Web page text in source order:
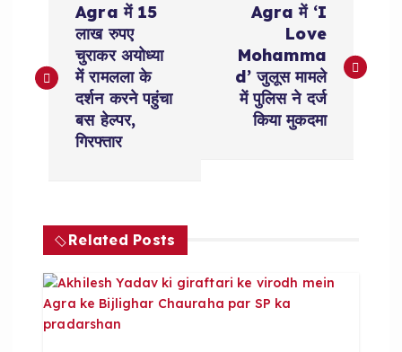
s
a
v
Agra में 15
लाख रुपए
चुराकर अयोध्या
में रामलला के
दर्शन करने पहुंचा
बस हेल्पर,
गिरफ्तार
Agra में ‘I
Love
Mohamma
d’ जुलूस मामले
में पुलिस ने दर्ज
किया मुकदमा
Related Posts